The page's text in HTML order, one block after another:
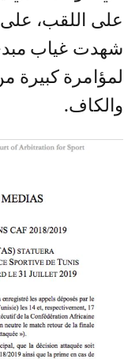
على اللقب، على
شهدت غياب
لمؤامرة كبيرة
والكاف.